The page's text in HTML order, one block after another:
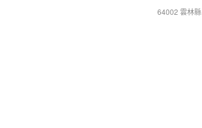
64002 雲林